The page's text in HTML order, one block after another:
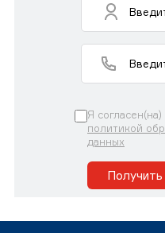
Я согласен(на)
политикой
данных